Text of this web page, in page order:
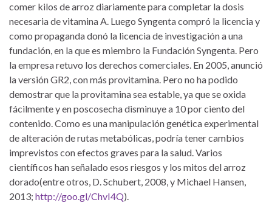
comer kilos de arroz diariamente para completar la dosis
necesaria de vitamina A. Luego Syngenta compró la licencia y
como propaganda donó la licencia de investigación a una
fundación, en la que es miembro la Fundación Syngenta. Pero
la empresa retuvo los derechos comerciales. En 2005, anunció
la versión GR2, con más provitamina. Pero no ha podido
demostrar que la provitamina sea estable, ya que se oxida
fácilmente y en poscosecha disminuye a 10 por ciento del
contenido. Como es una manipulación genética experimental
de alteración de rutas metabólicas, podría tener cambios
imprevistos con efectos graves para la salud. Varios
científicos han señalado esos riesgos y los mitos del arroz
dorado(entre otros, D. Schubert, 2008, y Michael Hansen,
2013; http://goo.gl/ChvI4Q).